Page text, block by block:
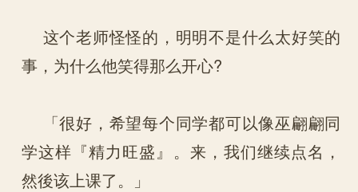
这个老师怪怪的，明明不是什么太好笑的
事，为什么他笑得那么开心?
「很好，希望每个同学都可以像巫翩翩同
学这样『精力旺盛』。来，我们继续点名，
然後该上课了。」